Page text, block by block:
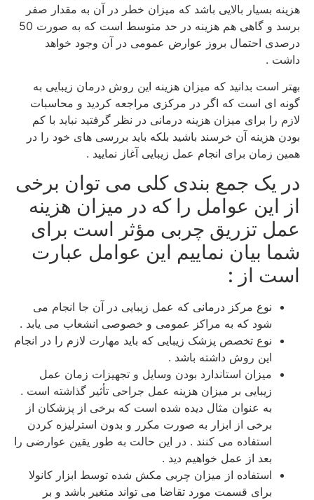
هزینه بسیار بالایی باشد که میزان خطر در آن به مقدار صفر
برسد و گاهی هم هزینه در حد متوسط است که به صورت 50
درصدی احتمال بروز عوارض عمومی در آن وجود خواهد
داشت .
بهتر است بدانید که میزان هزینه این روش درمان زیبایی به
گونه ای است که اگر در مرکزی مراجعه کردید و محاسبات
لازم را برای میزان هزینه درمانی در نظر گرفتید نباید با کم
بودن هزینه آن خرسند باشید بلکه باید بررسی های خود را در
همین زمان برای انجام عمل زیبایی آغاز نمایید .
در یک جمع بندی کلی می توان برخی
از این عوامل را که در میزان هزینه
عمل تزریق چربی مؤثر است برای
شما بیان نماییم این عوامل عبارت
است از :
نوع مرکز درمانی که عمل زیبایی در آن جا انجام می
شود که به مراکز عمومی و خصوصی انشعاب می یابد .
نوع تخصص پزشک زیبایی که باید مهارت لازم را در انجام
این روش داشته باشد .
میزان استاندارد بودن وسایل و تجهیزات زمان عمل
زیبایی بر میزان هزینه عمل جراحی تأثیر گذاشته است .
به عنوان مثال دیده شده است که برخی از پزشکان از
برخی از ابزار به صورت مکرر و بدون استرلیزه کردن
استفاده می کنند . در این حالت به طور یقین عوارضی را
بعد از عمل خواهیم دید .
استفاده از میزان چربی مکش شده توسط ابزار کانولا
برای قسمت مورد تقاضا می تواند متغیر باشد و بر